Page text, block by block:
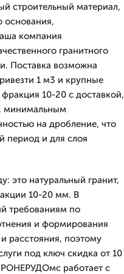
строительный материал,
основания,
компания
гранитного
Поставка возможна
1 м3 и крупные
10-20 с доставкой,
минимальным
на дробление, что
период и для слоя
это натуральный гранит,
10-20 мм. В
требованиям по
и формирования
расстояния, поэтому
под ключ скидка от 10
работает с